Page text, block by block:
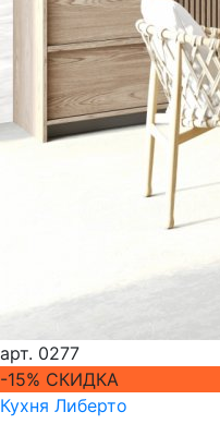
арт. 0277
-15% СКИДКА
Кухня Либерто